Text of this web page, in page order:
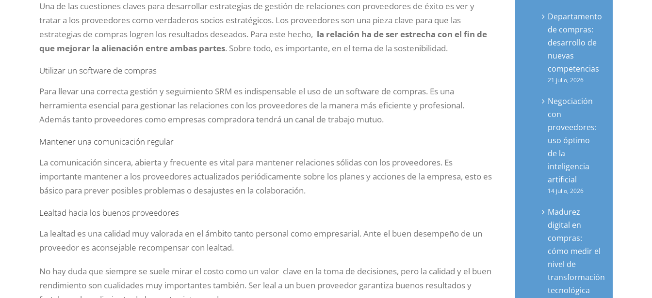
Una de las cuestiones claves para desarrollar estrategias de gestión de relaciones con proveedores de éxito es ver y
tratar a los proveedores como verdaderos socios estratégicos. Los proveedores son una pieza clave para que las
estrategias de compras logren los resultados deseados. Para este hecho, la relación ha de ser estrecha con el fin de
que mejorar la alienación entre ambas partes. Sobre todo, es importante, en el tema de la sostenibilidad.
Utilizar un software de compras
Para llevar una correcta gestión y seguimiento SRM es indispensable el uso de un software de compras. Es una
herramienta esencial para gestionar las relaciones con los proveedores de la manera más eficiente y profesional.
Además tanto proveedores como empresas compradora tendrá un canal de trabajo mutuo.
Mantener una comunicación regular
La comunicación sincera, abierta y frecuente es vital para mantener relaciones sólidas con los proveedores. Es
importante mantener a los proveedores actualizados periódicamente sobre los planes y acciones de la empresa, esto es
básico para prever posibles problemas o desajustes en la colaboración.
Lealtad hacia los buenos proveedores
La lealtad es una calidad muy valorada en el ámbito tanto personal como empresarial. Ante el buen desempeño de un
proveedor es aconsejable recompensar con lealtad.
No hay duda que siempre se suele mirar el costo como un valor clave en la toma de decisiones, pero la calidad y el buen
rendimiento son cualidades muy importantes también. Ser leal a un buen proveedor garantiza buenos resultados y
Departamento
de compras:
desarrollo de
nuevas
competencias
21 julio, 2026
Negociación
con
proveedores:
uso óptimo
de la
inteligencia
artificial
14 julio, 2026
Madurez
digital en
compras:
cómo medir el
nivel de
transformación
tecnológica